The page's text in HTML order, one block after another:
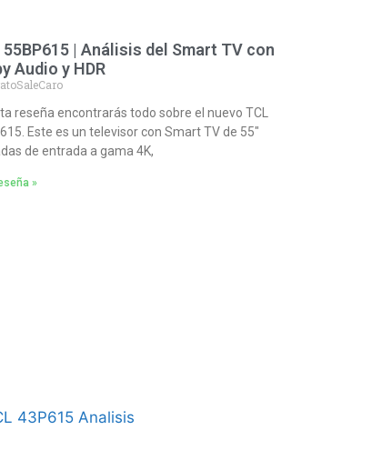
55BP615 | Análisis del Smart TV con
Audio y HDR
reseña encontrarás todo sobre el nuevo TCL
Este es un televisor con Smart TV de 55″
de entrada a gama 4K,
»